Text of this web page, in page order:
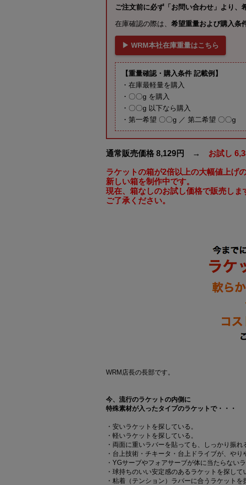
ご注文前に必ず「お問い合わせ」より、
在庫確認の際は、 希望重量および購入条
▶ WRM本社在庫重量はこちら
【重量確認・購入条件 記載例】
・在庫最軽量を購入
・〇〇g を購入
・〇〇g 以下なら購入
・第一希望 〇〇g ／ 第二希望 〇〇g
通常販売価格 8,129円 → お試し
ラケットの箱が2倍以上の大幅値上げ
新しい箱を制作中です。
現在、箱なしのお試し価格で販売しま
ご了承ください。
WRM店長の長部です。
今、流行のラケットの内側に
特殊素材が入ったタイプのラケットで・・・
・安いラケットを探している。
・軽いラケットを探している。
・両面に重いラバーを貼っても、しっかり振れ
・台上技術・チキータ・台上ドライブが、やり
・YGサーブやフォアサーブが体に当たらない
・球持ちのいい安定感のあるラケットを探して
・粘着（テンション）ラバーに合うラケットを